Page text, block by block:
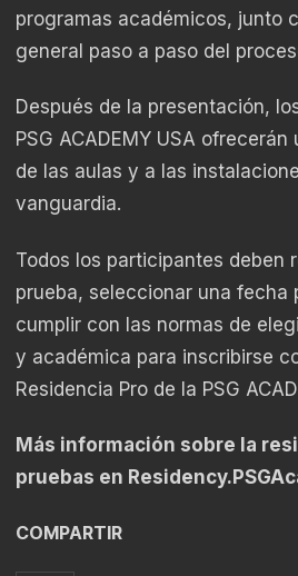
programas académicos, junto
general paso a paso del
Después de la presentación,
PSG ACADEMY USA
de las aulas y a las
vanguardia.
Todos los participantes deben
prueba, seleccionar una fecha
cumplir con las normas de
y académica para inscribirse
Residencia Pro de la PSG
Más información sobre la
pruebas en
COMPARTIR